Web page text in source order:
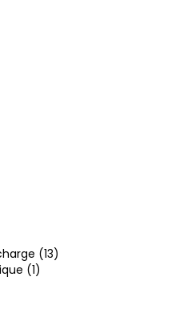
(13)
(1)